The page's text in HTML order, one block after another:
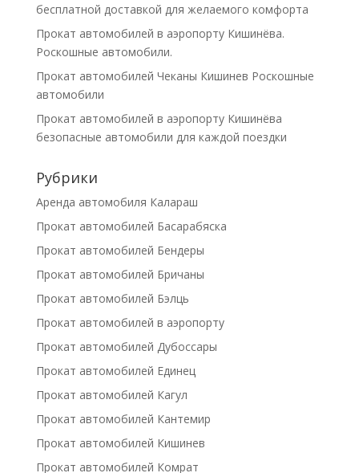
бесплатной доставкой для желаемого комфорта
Прокат автомобилей в аэропорту Кишинёва.
Роскошные автомобили.
Прокат автомобилей Чеканы Кишинев Роскошные
автомобили
Прокат автомобилей в аэропорту Кишинёва
безопасные автомобили для каждой поездки
Рубрики
Аренда автомобиля Калараш
Прокат автомобилей Басарабяска
Прокат автомобилей Бендеры
Прокат автомобилей Бричаны
Прокат автомобилей Бэлць
Прокат автомобилей в аэропорту
Прокат автомобилей Дубоссары
Прокат автомобилей Единец
Прокат автомобилей Кагул
Прокат автомобилей Кантемир
Прокат автомобилей Кишинев
Прокат автомобилей Комрат